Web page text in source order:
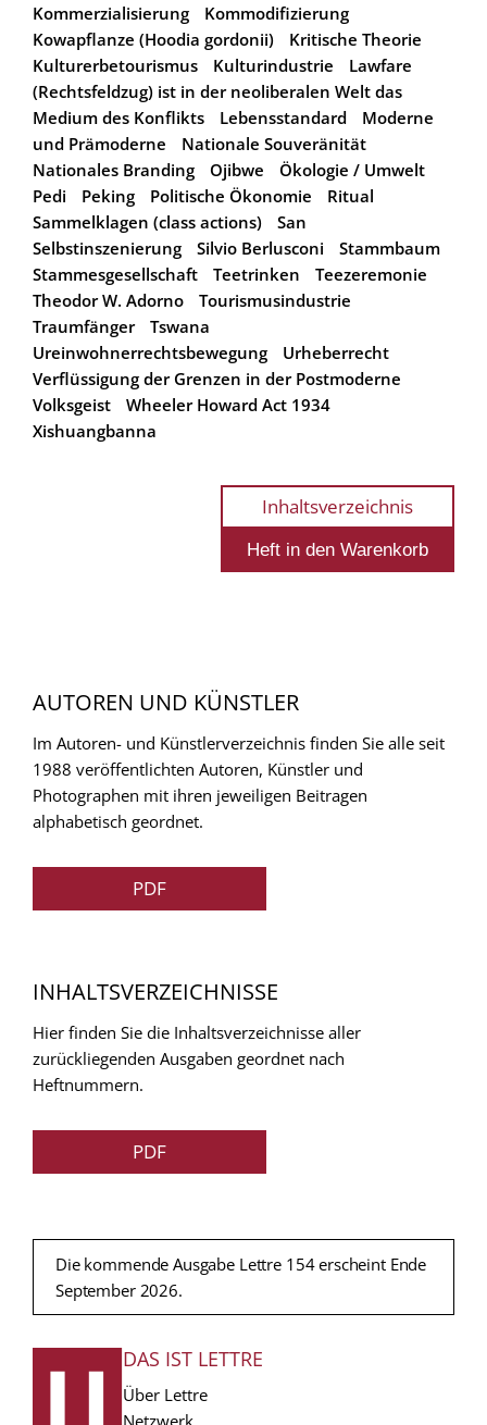
Kommerzialisierung
Kommodifizierung
Kowapflanze (Hoodia gordonii)
Kritische Theorie
Kulturerbetourismus
Kulturindustrie
Lawfare
(Rechtsfeldzug) ist in der neoliberalen Welt das
Medium des Konflikts
Lebensstandard
Moderne
und Prämoderne
Nationale Souveränität
Nationales Branding
Ojibwe
Ökologie / Umwelt
Pedi
Peking Politische Ökonomie
Ritual
Sammelklagen (class actions)
San
Selbstinszenierung
Silvio Berlusconi
Stammbaum
Stammesgesellschaft
Teetrinken
Teezeremonie
Theodor W. Adorno
Tourismusindustrie
Traumfänger
Tswana
Ureinwohnerrechtsbewegung
Urheberrecht
Verflüssigung der Grenzen in der Postmoderne
Volksgeist
Wheeler Howard Act 1934
Xishuangbanna
Inhaltsverzeichnis
AUTOREN UND KÜNSTLER
Im Autoren- und Künstlerverzeichnis finden Sie alle seit
1988 veröffentlichten Autoren, Künstler und
Photographen mit ihren jeweiligen Beitragen
alphabetisch geordnet.
PDF
INHALTSVERZEICHNISSE
Hier finden Sie die Inhaltsverzeichnisse aller
zurückliegenden Ausgaben geordnet nach
Heftnummern.
PDF
Die kommende Ausgabe Lettre 154 erscheint Ende
September 2026.
FUSSZEILE
DAS IST LETTRE
Über Lettre
Netzwerk